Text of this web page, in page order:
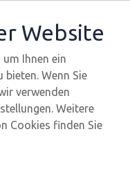
Website
Ihnen ein
bieten. Wenn Sie
verwenden
Weitere
Cookies finden Sie